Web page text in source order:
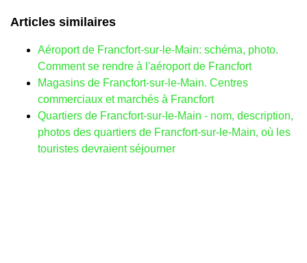
Articles similaires
Aéroport de Francfort-sur-le-Main: schéma, photo.
Comment se rendre à l'aéroport de Francfort
Magasins de Francfort-sur-le-Main. Centres
commerciaux et marchés à Francfort
Quartiers de Francfort-sur-le-Main - nom, description,
photos des quartiers de Francfort-sur-le-Main, où les
touristes devraient séjourner